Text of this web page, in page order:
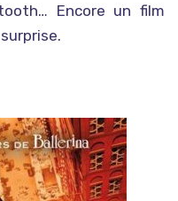
Encore un film